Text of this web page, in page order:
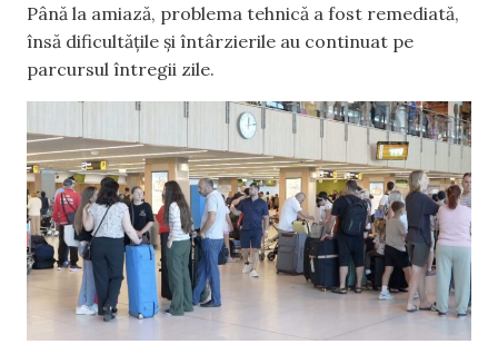
Până la amiază, problema tehnică a fost remediată,
însă dificultățile și întârzierile au continuat pe
parcursul întregii zile.